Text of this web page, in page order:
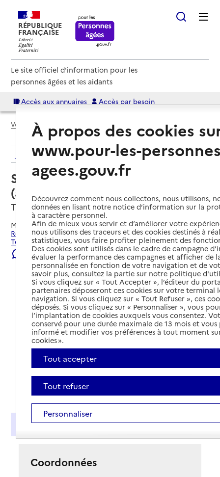
RÉPUBLIQUE
FRANÇAISE
Le site officiel d'information pour les
personnes âgées et les aidants
Accès aux annuaires Accès par besoin
Voir le fil d’Ariane
Retour aux résultats de l'annuaire
Service autonomie à domicile
(aide) – AMFD 83
Toulon, VAR
Mis à jour le07/08/2026
Rechercher les établissements et services autour de
Toulon.
Signaler une erreur
Présentation
Coordonnées
À propos des cookies
www.pour-les-
agees.gouv.fr
Découvrez comment nous collectons, nous utilisons,
données en lisant notre notice d’information sur la
à caractère personnel.
Afin de mieux vous servir et d’améliorer votre
nous utilisons des traceurs et des cookies destinés à
statistiques, vous faire profiter pleinement des
Des cookies sont utilisés dans le cadre de campagne
évaluer la performance des campagnes et afficher de
personnalisée en fonction de votre navigation et de
savoir plus, consultez la partie sur notre politique
Si vous cliquez sur « Tout Accepter », l’éditeur du
partenaires déposeront ces cookies sur votre terminal
navigation. Si vous cliquez sur « Tout Refuser », ces
déposés. Si vous cliquez sur « Personnaliser », vous
l’implantation de cookies auxquels vous consentez.
conservé pour une durée maximale de 13 mois et
informé et modifier vos préférences à tout moment
cookies ».
Tout accepter
Tout refuser
Personnaliser